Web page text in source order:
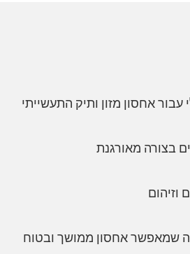
בצורה מאורגנת
וזיהום